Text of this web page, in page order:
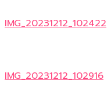
IMG_20231212_102422
IMG_20231212_102916